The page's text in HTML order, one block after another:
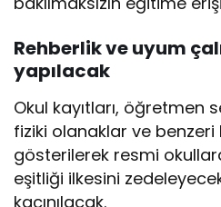
Rehberlik ve uyum
yapılacak
Okul kayıtları, öğretmen
fiziki olanaklar ve
gösterilerek resmi
eşitliği ilkesini
kaçınılacak.